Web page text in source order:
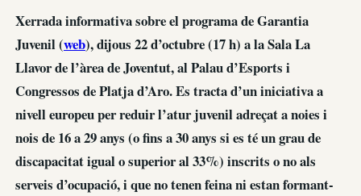
Xerrada informativa sobre el programa de Garantia
Juvenil (web), dijous 22 d’octubre (17 h) a la Sala La
Llavor de l’àrea de Joventut, al Palau d’Esports i
Congressos de Platja d’Aro. Es tracta d’un iniciativa a
nivell europeu per reduir l’atur juvenil adreçat a noies i
nois de 16 a 29 anys (o fins a 30 anys si es té un grau de
discapacitat igual o superior al 33%) inscrits o no als
serveis d’ocupació, i que no tenen feina ni estan formant-